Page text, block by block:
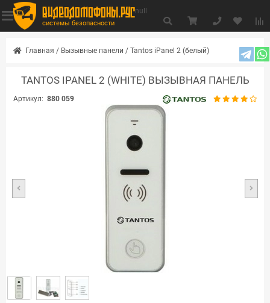
видеодомофоны.рус
системы безопасности
null
Главная / Вызывные панели / Tantos iPanel 2 (белый)
TANTOS IPANEL 2 (WHITE) ВЫЗЫВНАЯ ПАНЕЛЬ
Артикул: 880 059